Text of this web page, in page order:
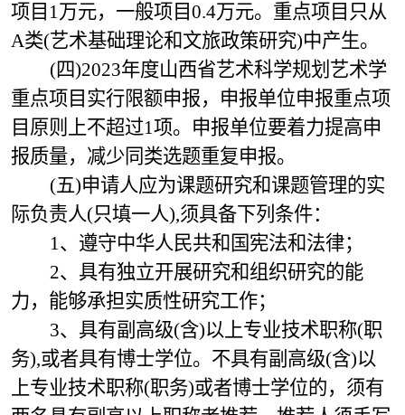
项目1万元，一般项目0.4万元。重点项目只从
A类(艺术基础理论和文旅政策研究)中产生。
(四)2023年度山西省艺术科学规划艺术学
重点项目实行限额申报，申报单位申报重点项
目原则上不超过1项。申报单位要着力提高申
报质量，减少同类选题重复申报。
(五)申请人应为课题研究和课题管理的实
际负责人(只填一人),须具备下列条件：
1、遵守中华人民共和国宪法和法律；
2、具有独立开展研究和组织研究的能
力，能够承担实质性研究工作；
3、具有副高级(含)以上专业技术职称(职
务),或者具有博士学位。不具有副高级(含)以
上专业技术职称(职务)或者博士学位的，须有